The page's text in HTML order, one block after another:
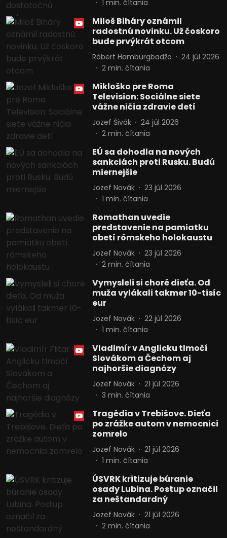
1 min. čítania
Miloš Biháry oznámil
radostnú novinku. Už čoskoro
bude prvýkrát otcom
Róbert Hamburgbadžo
24 júl 2026
2 min. čítania
Mikloško pre Roma
Television: Sociálne siete
vážne ničia zdravie detí
Jozef Šivák
24 júl 2026
2 min. čítania
EÚ sa dohodla na nových
sankciách proti Rusku. Budú
miernejšie
Jozef Novák
23 júl 2026
1 min. čítania
Romathan uvedie
predstavenie na pamiatku
obetí rómskeho holokaustu
Jozef Novák
23 júl 2026
2 min. čítania
Vymysleli si choré dieťa. Od
muža vylákali takmer 10-tisíc
eur
Jozef Novák
22 júl 2026
1 min. čítania
Vladimír v Anglicku tlmočí
Slovákom a Čechom aj
najhoršie diagnózy
Jozef Novák
21 júl 2026
3 min. čítania
Tragédia v Trebišove. Dieťa
po zrážke autom v nemocnici
zomrelo
Jozef Novák
21 júl 2026
1 min. čítania
ÚSVRK kritizuje búranie
osady Lubina. Postup označil
za neštandardný
Jozef Novák
21 júl 2026
2 min. čítania